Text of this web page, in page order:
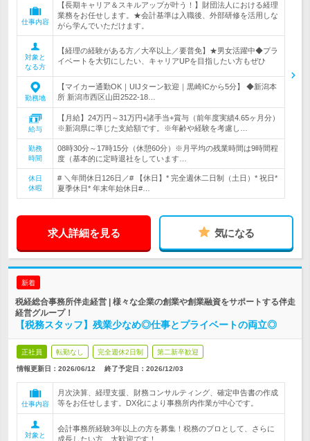
仕事内容
【長期キャリア＆スキルアップが叶う！】財団法人における経理
業務をお任せします。★会計基準は入職後、外部研修を活用しな
がら学んでいただけます。
対象と
なる方
【経理の経験がある方／大卒以上／要普免】★男女活躍中◆プラ
イベートを大切にしたい、キャリアUPを目指したい方もぜひ
勤務地
【マイカー通勤OK｜UIJターン歓迎｜黒崎ICから5分】 ◆新潟本
所 新潟市西区山田2522-18…
給与
【月給】24万円～31万円+諸手当+賞与（前年度実績4.65ヶ月分）
※新潟県に準じた支給額です。※年齢や経験を考慮し…
勤務
時間
08時30分～17時15分（休憩60分）※月平均の残業時間は9時間程
度（基本的に定時退社をしています…
休日
休暇
# ＼年間休日126日／# 【休日】* 完全週休二日制（土日）* 祝日*
夏季休日* 年末年始休日#…
求人詳細を見る 気になる
新着
税経総合事務所伴走経営 | 様々な企業の創業や創業融資をサポートする伴走
経営グループ！
【税務スタッフ】残業少なめ◎仕事とプライベートの両立◎
正社員 転勤なし 完全週休2日制 第二新卒歓迎
情報更新日：2026/06/12 終了予定日： 2026/12/03
仕事内容
月次決算、経理支援、財務コンサルティング、確定申告書の作成
等をお任せします。DX化により事務所内作業が中心です。
対象と
会計事務所経験3年以上の方を募集！税務のプロとして、さらに
成長したい方、大歓迎です！